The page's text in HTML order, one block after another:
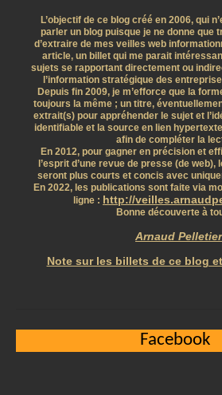
L’objectif de ce blog créé en 2006, qui
parler un blog puisque je ne donne que
d’extraire de mes veilles web
article, un billet qui me parait
sujets se rapportant directement ou
l’information stratégique des
Depuis fin 2009, je m’efforce que la
toujours la même ; un titre,
extrait(s) pour appréhender le sujet et
identifiable et la source en lien
afin de compléter la
En 2012, pour gagner en précision et
l’esprit d’une revue de presse (de
seront plus courts et concis avec
En 2022, les publications sont faite via
ligne : http://
Bonne découverte à
Arnaud Pelletier
Note sur les billets de ce blog
Facebook